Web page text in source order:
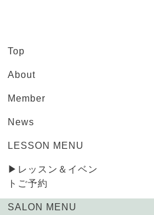
Top
About
Member
News
LESSON MENU
▶レッスン＆イベン
トご予約
SALON MENU